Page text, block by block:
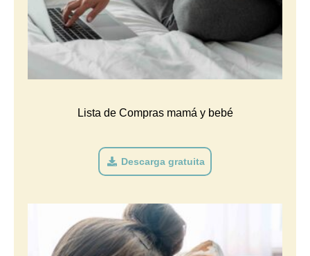
Lista de Compras mamá y bebé
Descarga gratuita